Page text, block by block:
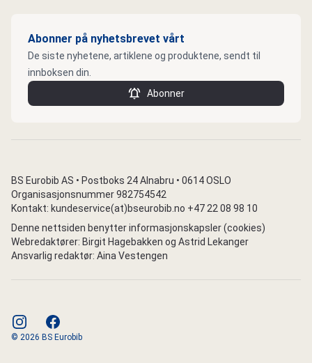
Abonner på nyhetsbrevet vårt
De siste nyhetene, artiklene og produktene, sendt til
innboksen din.
Abonner
BS Eurobib AS • Postboks 24 Alnabru • 0614 OSLO
Organisasjonsnummer 982754542
Kontakt: kundeservice(at)bseurobib.no +47 22 08 98 10
Denne nettsiden benytter informasjonskapsler (cookies)
Webredaktører: Birgit Hagebakken og Astrid Lekanger
Ansvarlig redaktør: Aina Vestengen
instagramfacebook
© 2026 BS Eurobib